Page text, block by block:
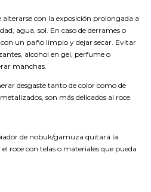
con la exposición prolongada a
agua, sol. En caso de derrames o
un paño limpio y dejar secar. Evitar
alcohol en gel, perfume o
manchas.
desgaste tanto de color como de
son más delicados al roce.
de nobuk/gamuza quitará la
roce con telas o materiales que pueda